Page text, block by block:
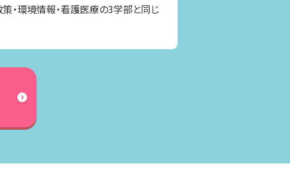
・環境情報・看護医療の3学部と同じ